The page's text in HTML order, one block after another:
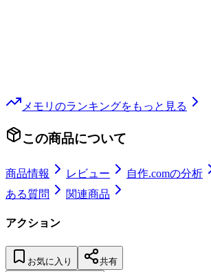
メモリ のランキングをもっと見る
この商品について
商品情報 レビュー 自作.comの分析
ある質問
関連商品
アクション
お気に入り 共有